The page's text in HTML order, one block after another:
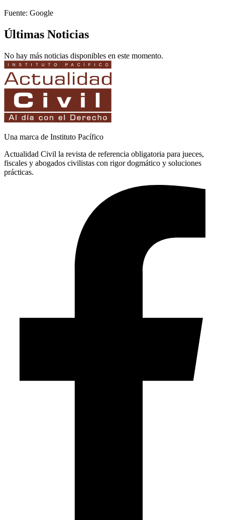
Fuente: Google
Últimas Noticias
No hay más noticias disponibles en este momento.
Una marca de Instituto Pacífico
Actualidad Civil la revista de referencia obligatoria para jueces,
fiscales y abogados civilistas con rigor dogmático y soluciones
prácticas.